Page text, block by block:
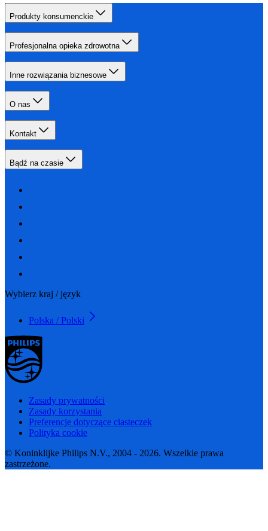
Produkty konsumenckie
Profesjonalna opieka zdrowotna
Inne rozwiązania biznesowe
O nas
Kontakt
Bądź na czasie
Wybierz kraj / język
Polska / Polski
Zasady prywatności
Zasady korzystania
Preferencje dotyczące ciasteczek
Polityka cookie
© Koninklijke Philips N.V., 2004 - 2026. Wszelkie prawa
zastrzeżone.